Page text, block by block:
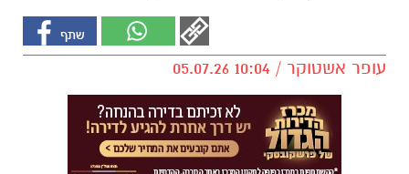
עופר אשטוקר / 10:04 05.07.26